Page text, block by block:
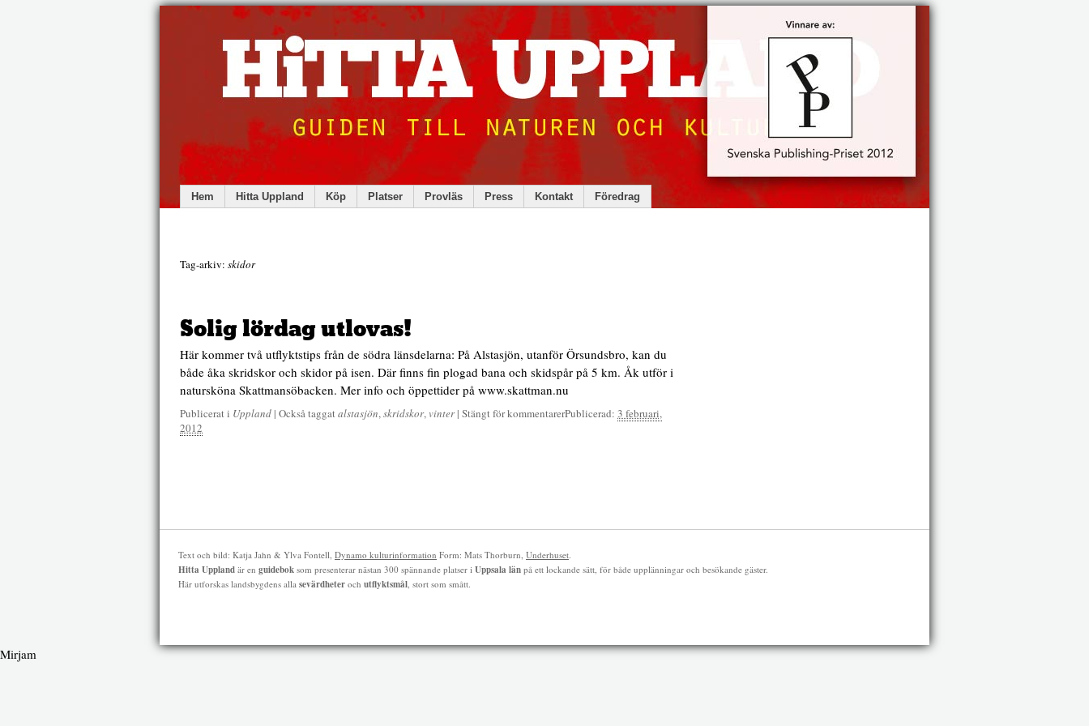
Hem Hitta Uppland Köp Platser Provläs Press Kontakt Föredrag
Tag-arkiv: skidor
Solig lördag utlovas!
Här kommer två utflyktstips från de södra länsdelarna: På Alstasjön, utanför Örsundsbro, kan du
både åka skridskor och skidor på isen. Där finns fin plogad bana och skidspår på 5 km. Åk utför i
natursköna Skattmansöbacken. Mer info och öppettider på www.skattman.nu
Publicerat i Uppland | Också taggatalstasjön,skridskor, vinter | Stängt för kommentarerPublicerad: 3 februari,
2012
Text och bild: Katja Jahn & Ylva Fontell, Dynamo kulturinformation Form: Mats Thorburn, Underhuset.
Hitta Uppland är en guidebok som presenterar nästan 300 spännande platser i Uppsala län på ett lockande sätt, för både upplänningar och besökande gäster.
Här utforskas landsbygdens alla sevärdheter och utflyktsmål, stort som smått.
Mirjam